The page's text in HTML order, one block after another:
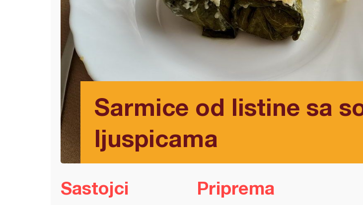
Sarmice od listine sa
ljuspicama
Sastojci Priprema